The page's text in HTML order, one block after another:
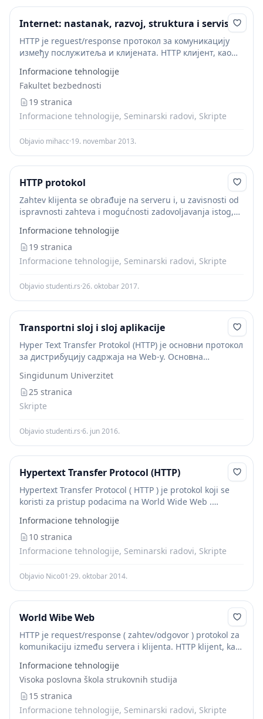
Internet: nastanak, razvoj, struktura i servisi
HTTP je reguest/response протокол за комуникацију
између послужитеља и клијената. HTTP клијент, као
података након што успостави TCP везу с удаљеним
web сервером...
Informacione tehnologije
Fakultet bezbednosti
19 stranica
Informacione tehnologije, Seminarski radovi, Skripte
Objavio mihacc·19. novembar 2013.
HTTP protokol
Zahtev klijenta se obrađuje na serveru i, u zavisnosti od
ispravnosti zahteva i mogućnosti zadovoljavanja istog,
sastoji od izveštaja o statusu zahteva (koji...
Informacione tehnologije
19 stranica
Informacione tehnologije, Seminarski radovi, Skripte
Objavio studenti.rs·26. oktobar 2017.
Transportni sloj i sloj aplikacije
Hyper Text Transfer Protokol (HTTP) је основни протокол
за дистрибуцију садржаја на Web-у. Основна
HTML документима (од стране клијента ка серверу) и
преност...
Singidunum Univerzitet
25 stranica
Skripte
Objavio studenti.rs·6. jun 2016.
Hypertext Transfer Protocol (HTTP)
Hypertext Transfer Protocol ( HTTP ) je protokol koji se
koristi za pristup podacima na World Wide Web .
hypertext -a, audio, video,...
Informacione tehnologije
10 stranica
Informacione tehnologije, Seminarski radovi, Skripte
Objavio Nico01·29. oktobar 2014.
World Wibe Web
HTTP je request/response ( zahtev/odgovor ) protokol za
komunikaciju između servera i klijenta. HTTP klijent, kao
nakon što uspostavi TCP vezu s...
Informacione tehnologije
Visoka poslovna škola strukovnih studija
15 stranica
Informacione tehnologije, Seminarski radovi, Skripte